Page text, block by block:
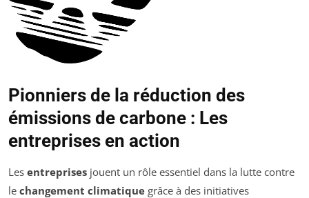
Pionniers de la réduction des
émissions de carbone : Les
entreprises en action
Les entreprises jouent un rôle essentiel dans la lutte contre
le changement climatique grâce à des initiatives